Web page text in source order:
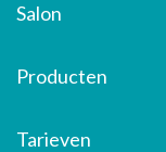
Salon
Producten
Tarieven